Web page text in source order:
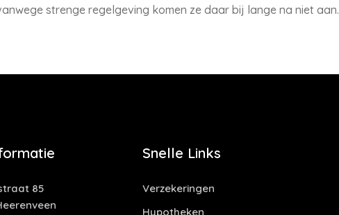
strenge regelgeving komen ze daar bij lange na niet aan.
85
Snelle Links
Verzekeringen
Hypotheken